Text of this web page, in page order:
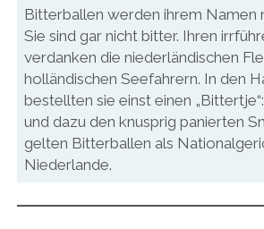
Bitterballen werden ihrem Namen
Sie sind gar nicht bitter. Ihren
verdanken die niederländischen
holländischen Seefahrern. In den
bestellten sie einst einen
und dazu den knusprig panierten
gelten Bitterballen als
Niederlande.